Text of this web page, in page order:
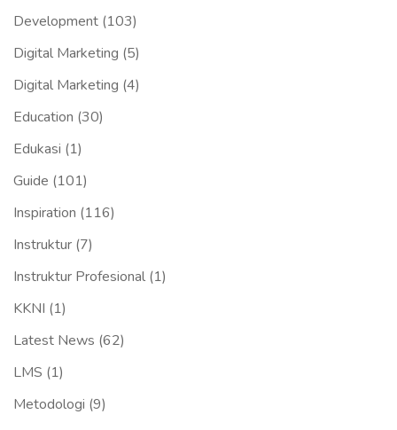
Development (103)
Digital Marketing (5)
Digital Marketing (4)
Education (30)
Edukasi (1)
Guide (101)
Inspiration (116)
Instruktur (7)
Instruktur Profesional (1)
KKNI (1)
Latest News (62)
LMS (1)
Metodologi (9)